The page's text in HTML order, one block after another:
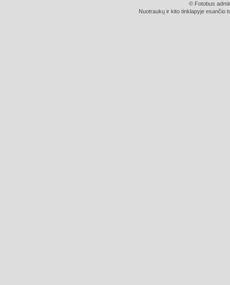
© Fotobus
Nuotraukų ir kito tinklapyje esančio